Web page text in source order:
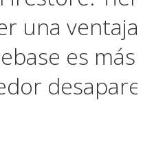
una
es